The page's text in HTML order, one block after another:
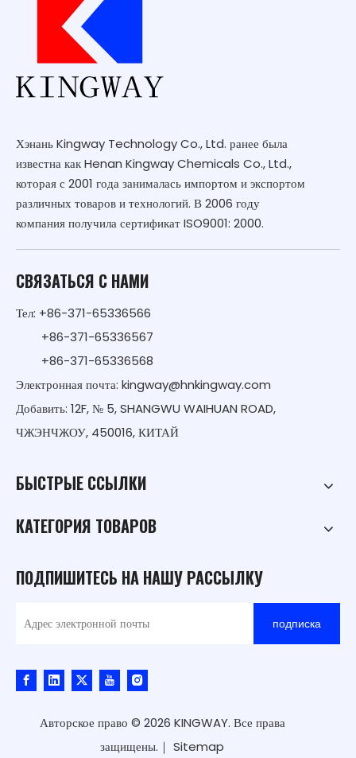
Хэнань Kingway Technology Co., Ltd. ранее была
известна как Henan Kingway Chemicals Co., Ltd.,
которая с 2001 года занималась импортом и экспортом
различных товаров и технологий. В 2006 году
компания получила сертификат ISO9001: 2000.
СВЯЗАТЬСЯ С НАМИ
Тел: +86-371-65336566
+86-371-65336567
+86-371-65336568
Электронная почта: kingway@hnkingway.com
Добавить: 12F, № 5, SHANGWU WAIHUAN ROAD,
ЧЖЭНЧЖОУ, 450016, КИТАЙ
БЫСТРЫЕ ССЫЛКИ
КАТЕГОРИЯ ТОВАРОВ
ПОДПИШИТЕСЬ НА НАШУ РАССЫЛКУ
подписка
Авторское право © 2026 KINGWAY. Все права
защищены.｜ Sitemap